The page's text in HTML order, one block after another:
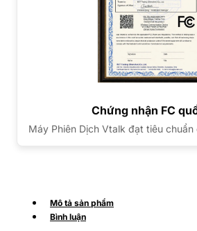
Chứng nhận FC
Máy Phiên Dịch Vtalk đạt tiêu
Mô tả sản phẩm
Bình luận